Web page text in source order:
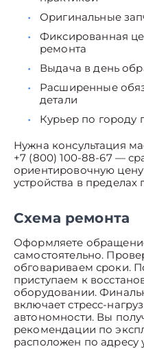
Оригинальные
Фиксированная
ремонта
Выдача в день
Расширенные
детали
Курьер по городу
Нужна консультация
+7 (800) 100-88-67 —
ориентировочную
устройства в пределах
Схема ремонта
Оформляете
самостоятельно.
обговариваем сроки.
приступаем к
оборудовании.
включает стресс-
автономности. Вы
рекомендации по
расположен по адресу